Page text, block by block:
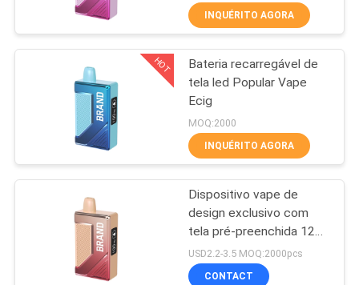
DO
PRIVACY
Vape liso
descartável Pen
Pod
Cigarro eletrônico
descartável
16
INQUÉRITO AGORA
HOT
Bateria recarregável de
tela led Popular Vape
Ecig
MOQ:2000
INQUÉRITO AGORA
Dispositivo vape de
design exclusivo com
tela pré-preenchida 12
ml líquido OEM
USD2.2-3.5 MOQ:2000pcs
CONTACT